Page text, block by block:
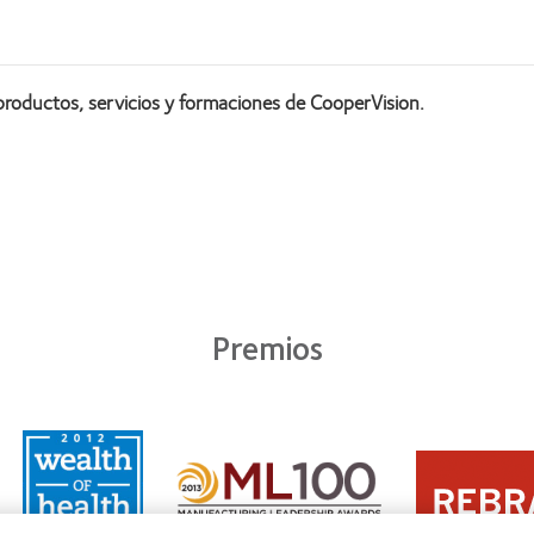
servicios y formaciones de CooperVision.
Premios
Learn
more
about
2011:
Learn
more
about
Learn
more
about
2012